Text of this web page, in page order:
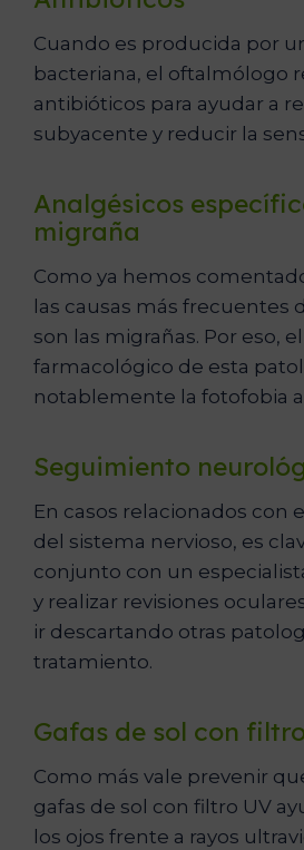
Cuando es producida por
bacteriana, el oftalmólogo
antibióticos para ayudar a
subyacente y reducir la
Analgésicos
migraña
Como ya hemos
las causas más frecuentes
son las migrañas. Por eso,
farmacológico de esta
notablemente la fotofobia
Seguimiento
En casos relacionados con
del sistema nervioso, es
conjunto con un
y realizar revisiones
ir descartando otras
tratamiento.
Gafas de sol con
Como más vale prevenir
gafas de sol con filtro UV
los ojos frente a rayos